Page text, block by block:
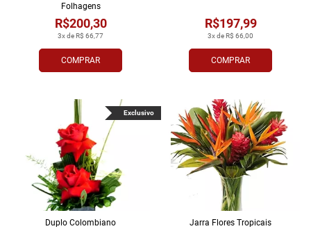
COMPRAR
3x de R$ 66,77
R$200,30
Folhagens
COMPRAR
3x de R$ 66,00
R$197,99
Duplo Colombiano
Exclusivo
Jarra Flores Tropi­cais